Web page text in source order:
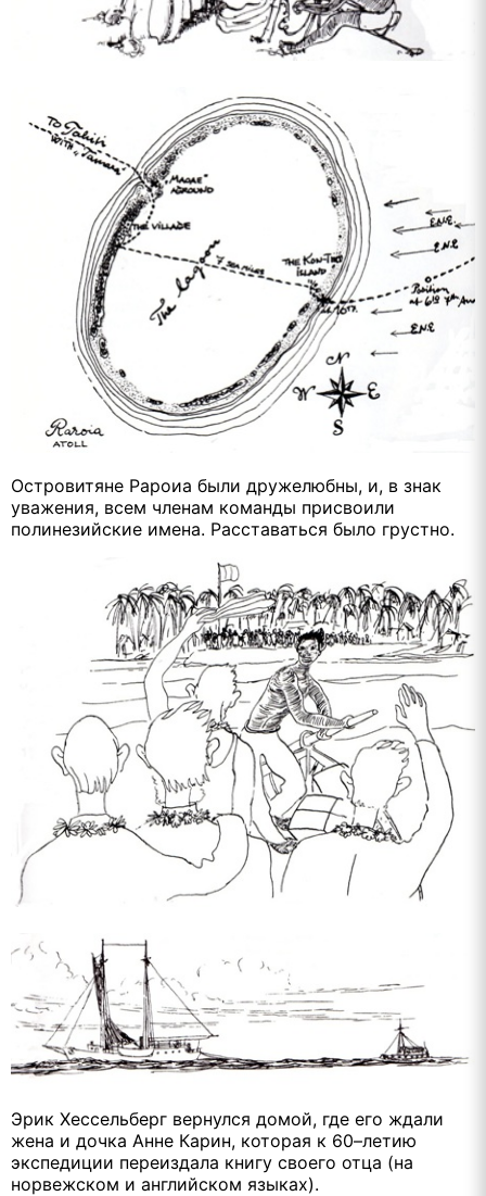
Островитяне Рароиа были дружелюбны, и, в знак
уважения, всем членам команды присвоили
полинезийские имена. Расставаться было грустно.
Эрик Хессельберг вернулся домой, где его ждали
жена и дочка Анне Карин, которая к 60–летию
экспедиции переиздала книгу своего отца (на
норвежском и английском языках).